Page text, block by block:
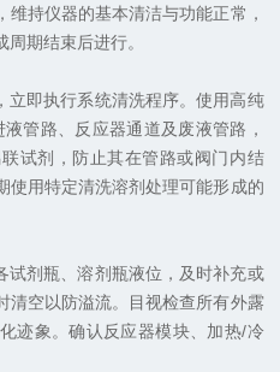
持仪器的基本清洁与功能正常，
期结束后进行。
即执行系统清洗程序。使用高纯
管路、反应器通道及废液管路，
试剂，防止其在管路或阀门内结
使用特定清洗溶剂处理可能形成的
剂瓶、溶剂瓶液位，及时补充或
清空以防溢流。目视检查所有外露
迹象。确认反应器模块、加热/冷